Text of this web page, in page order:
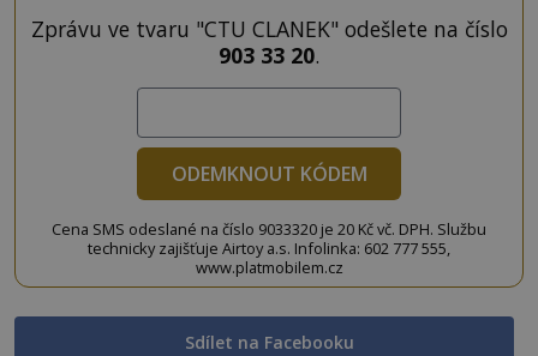
Zprávu ve tvaru "CTU CLANEK" odešlete na číslo
903 33 20.
ODEMKNOUT KÓDEM
Cena SMS odeslané na číslo 9033320 je 20 Kč vč. DPH. Službu
technicky zajišťuje Airtoy a.s. Infolinka: 602 777 555,
www.platmobilem.cz
Sdílet na Facebooku